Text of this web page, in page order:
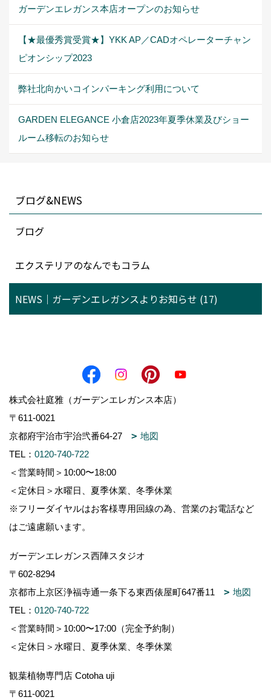
ガーデンエレガンス本店オープンのお知らせ
【★最優秀賞受賞★】YKK AP／CADオペレーターチャン
ピオンシップ2023
弊社北向かいコインパーキング利用について
GARDEN ELEGANCE 小倉店2023年夏季休業及びショー
ルーム移転のお知らせ
ブログ&NEWS
ブログ
エクステリアのなんでもコラム
NEWS｜ガーデンエレガンスよりお知らせ (17)
株式会社庭雅（ガーデンエレガンス本店）
〒611-0021
京都府宇治市宇治弐番64-27
地図
TEL： 0120-740-722
＜営業時間＞10:00〜18:00
＜定休日＞水曜日、夏季休業、冬季休業
※フリーダイヤルはお客様専用回線の為、営業のお電話など
はご遠慮願います。
ガーデンエレガンス西陣スタジオ
〒602-8294
京都市上京区浄福寺通一条下る東西俵屋町647番11
地図
TEL： 0120-740-722
＜営業時間＞10:00〜17:00（完全予約制）
＜定休日＞水曜日、夏季休業、冬季休業
観葉植物専門店 Cotoha uji
〒611-0021